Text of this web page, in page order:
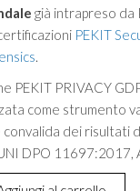
già intrapreso da
PEKIT
.
PEKIT PRIVACY
come strumento
convalida dei risultati
DPO 11697:2017,